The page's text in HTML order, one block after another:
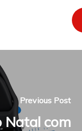
Previous Post
Natal com